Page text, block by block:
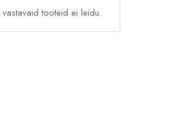
vastavaid tooteid ei leidu.